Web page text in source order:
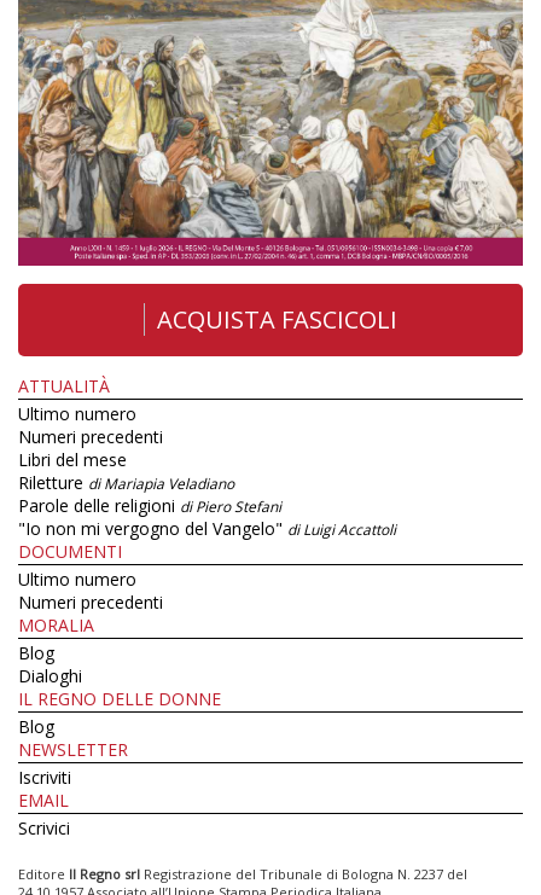
ACQUISTA FASCICOLI
ATTUALITÀ
Ultimo numero
Numeri precedenti
Libri del mese
Riletture di Mariapia Veladiano
Parole delle religioni di Piero Stefani
"Io non mi vergogno del Vangelo" di Luigi Accattoli
DOCUMENTI
Ultimo numero
Numeri precedenti
MORALIA
Blog
Dialoghi
IL REGNO DELLE DONNE
Blog
NEWSLETTER
Iscriviti
EMAIL
Scrivici
Editore Il Regno srl Registrazione del Tribunale di Bologna N. 2237 del